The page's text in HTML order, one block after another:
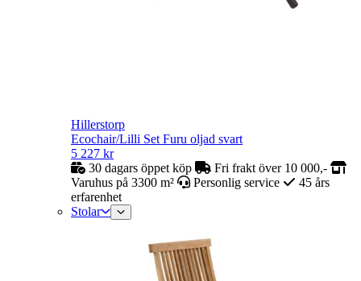
Hillerstorp
Ecochair/Lilli Set Furu oljad svart
5 227 kr
30 dagars öppet köp
Fri frakt över 10 000,-
Varuhus på 3300 m²
Personlig service
45 års
erfarenhet
Stolar